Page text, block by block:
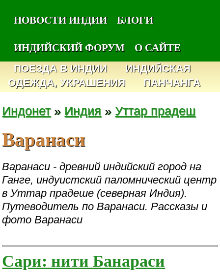
НОВОСТИ ИНДИИ
БЛОГИ
ИНДИЙСКИЙ ФОРУМ
О САЙТЕ
ПОЕЗДА В ИНДИИ
ИНДИЙСКАЯ
ОДЕЖДА, УКРАШЕНИЯ
ПАНЧАНГА
Индонет» Индия » Уттар прадеш
Варанаси
Варанаси - древний индийский город на
Ганге, индуистский паломнический центр
в Уттар прадеше (северная Индия).
Путеводитель по Варанаси. Рассказы и
фото Варанаси
Сари: нити Банараси